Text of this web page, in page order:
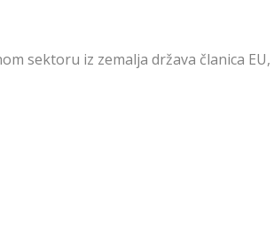
sektoru iz zemalja država članica EU,